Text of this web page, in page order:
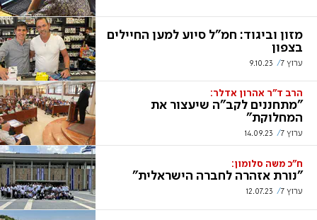
מזון וביגוד: חמ"ל סיוע למען החיילים
בצפון
ערוץ 7 9.10.23
הרב ד"ר אהרון אדלר:
"מתחננים לקב"ה שיעצור את
המחלוקת"
ערוץ 7 14.09.23
ח"כ משה סלומון:
"נורת אזהרה לחברה הישראלית"
ערוץ 7 12.07.23